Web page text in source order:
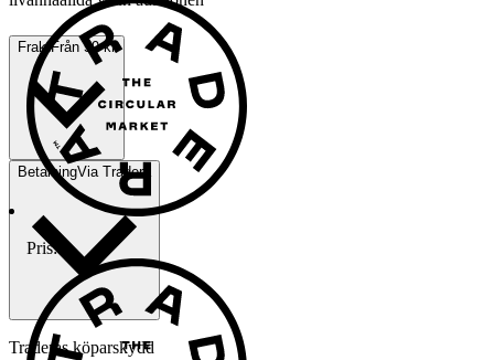
FraktFrån 59 kr
BetalningVia Tradera
Traderas köparskydd
Pris: